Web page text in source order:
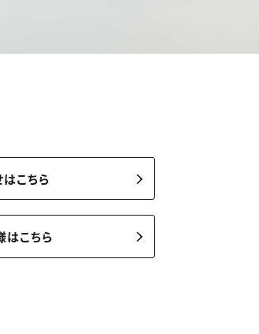
こちら
はこちら